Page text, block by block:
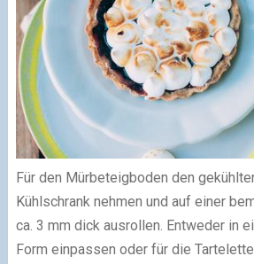
Für den Mürbeteigboden den
Kühlschrank nehmen und auf einer
ca. 3 mm dick ausrollen. Entweder in
Form einpassen oder für die